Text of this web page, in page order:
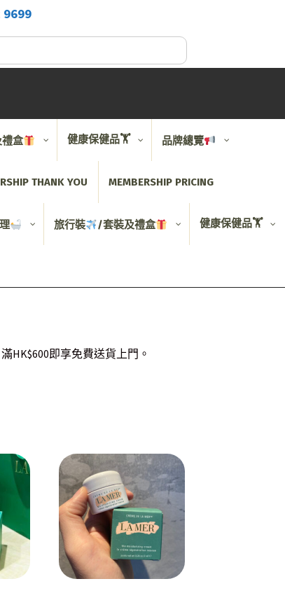
9699
盒 健康保健品🏋️ 品牌總覽
THANK YOU MEMBERSHIP PRICING
旅行裝 /套裝及禮盒 健康保健品🏋️
HK$600即享免費送貨上門。